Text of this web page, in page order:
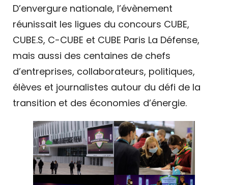
D’envergure nationale, l’évènement
réunissait les ligues du concours CUBE,
CUBE.S, C-CUBE et CUBE Paris La Défense,
mais aussi des centaines de chefs
d’entreprises, collaborateurs, politiques,
élèves et journalistes autour du défi de la
transition et des économies d’énergie.